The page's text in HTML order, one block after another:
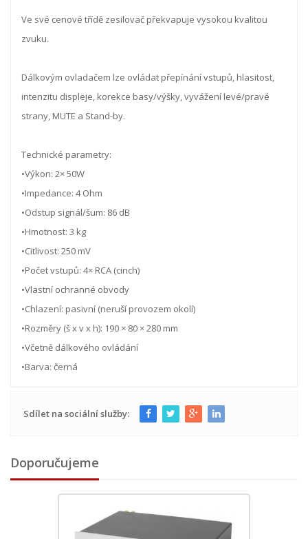
Ve své cenové třídě zesilovač překvapuje vysokou kvalitou
zvuku.
Dálkovým ovladačem lze ovládat přepínání vstupů, hlasitost,
intenzitu displeje, korekce basy/výšky, vyvážení levé/pravé
strany, MUTE a Stand-by.
Technické parametry:
•Výkon: 2× 50W
•Impedance: 4 Ohm
•Odstup signál/šum: 86 dB
•Hmotnost: 3 kg
•Citlivost: 250 mV
•Počet vstupů: 4× RCA (cinch)
•Vlastní ochranné obvody
•Chlazení: pasivní (neruší provozem okolí)
•Rozměry (š x v x h): 190 × 80 × 280 mm
•Včetně dálkového ovládání
•Barva: černá
Sdílet na sociální služby:
Doporučujeme